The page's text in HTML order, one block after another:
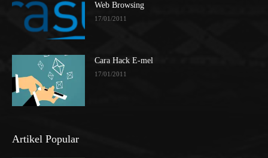
Web Browsing
17/01/2011
Cara Hack E-mel
17/01/2011
Artikel Popular